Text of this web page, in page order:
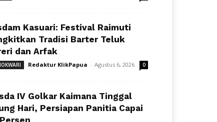
Kasuari: Festival Raimuti
Tradisi Barter Teluk
dan Arfak
Redaktur KlikPapua - Agustus 6, 2026 0
IV Golkar Kaimana Tinggal
Hari, Persiapan Panitia Capai